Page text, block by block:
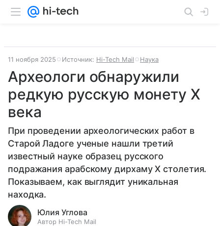
11 ноября 2025 Источник: Hi-Tech Mail Наука
Археологи обнаружили
редкую русскую монету X
века
При проведении археологических работ в
Старой Ладоге ученые нашли третий
известный науке образец русского
подражания арабскому дирхаму X столетия.
Показываем, как выглядит уникальная
находка.
Юлия Углова
Автор Hi-Tech Mail